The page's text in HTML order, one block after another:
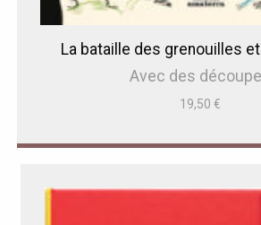
La bataille des grenouilles
Avec des
19,50 €